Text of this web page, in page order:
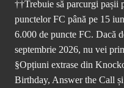
††Trebuie să parcurgi pașii
punctelor FC până pe 15
6.000 de puncte FC. Dacă
septembrie 2026, nu vei
§Opțiuni extrase din
Birthday, Answer the Call